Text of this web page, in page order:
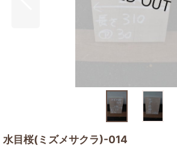
水目桜(ミズメサクラ)-014